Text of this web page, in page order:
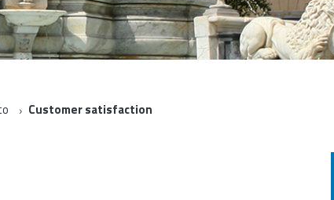
Customer satisfaction